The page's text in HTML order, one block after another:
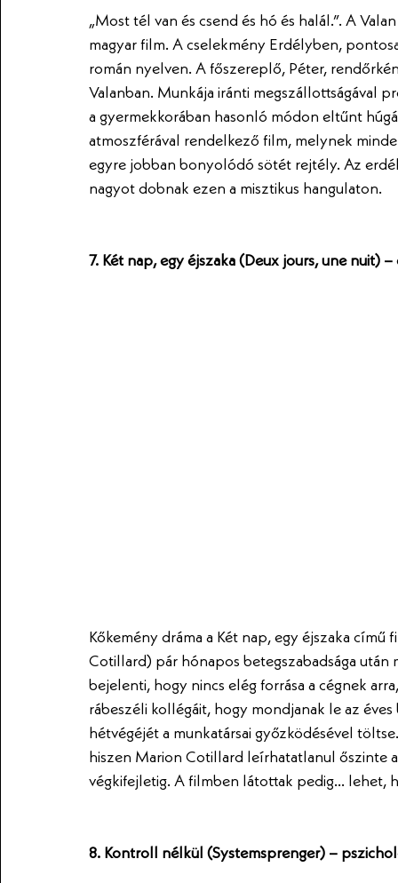
„Most tél van és csend és hó és halál.”. A
magyar film. A cselekmény Erdélyben,
román nyelven. A főszereplő, Péter,
Valanban. Munkája iránti megszállottságával
a gyermekkorában hasonló módon eltűnt
atmoszférával rendelkező film, melynek
egyre jobban bonyolódó sötét rejtély. Az
nagyot dobnak ezen a misztikus hangulaton.
7. Két nap, egy éjszaka (Deux jours, une nuit)
Kőkemény dráma a Két nap, egy éjszaka
Cotillard) pár hónapos betegszabadsága
bejelenti, hogy nincs elég forrása a cégnek
rábeszéli kollégáit, hogy mondjanak le az
hétvégéjét a munkatársai győzködésével
hiszen Marion Cotillard leírhatatlanul őszinte
végkifejletig. A filmben látottak pedig... lehet,
8. Kontroll nélkül (Systemsprenger) –